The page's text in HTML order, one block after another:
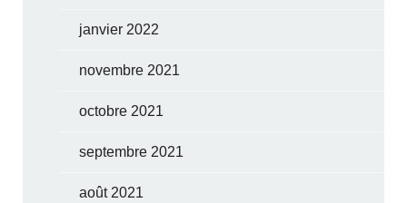
janvier 2022
novembre 2021
octobre 2021
septembre 2021
août 2021